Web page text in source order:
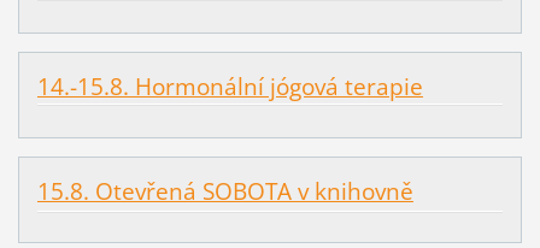
14.-15.8. Hormonální jógová terapie
15.8. Otevřená SOBOTA v knihovně